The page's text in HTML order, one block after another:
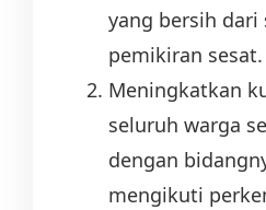
yang bersih dari
pemikiran sesat.
Meningkatkan
seluruh warga
dengan
mengikuti